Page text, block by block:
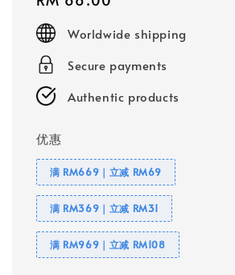
price
Worldwide shipping
Secure payments
Authentic products
优惠
满 RM669｜立减 RM69
满 RM369｜立减 RM31
满 RM969｜立减 RM108